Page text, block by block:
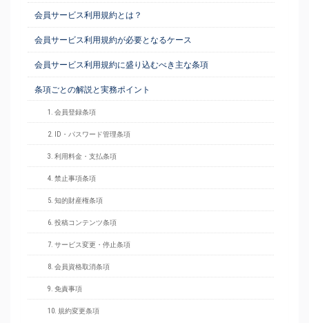
会員サービス利用規約とは？
会員サービス利用規約が必要となるケース
会員サービス利用規約に盛り込むべき主な条項
条項ごとの解説と実務ポイント
1. 会員登録条項
2. ID・パスワード管理条項
3. 利用料金・支払条項
4. 禁止事項条項
5. 知的財産権条項
6. 投稿コンテンツ条項
7. サービス変更・停止条項
8. 会員資格取消条項
9. 免責事項
10. 規約変更条項